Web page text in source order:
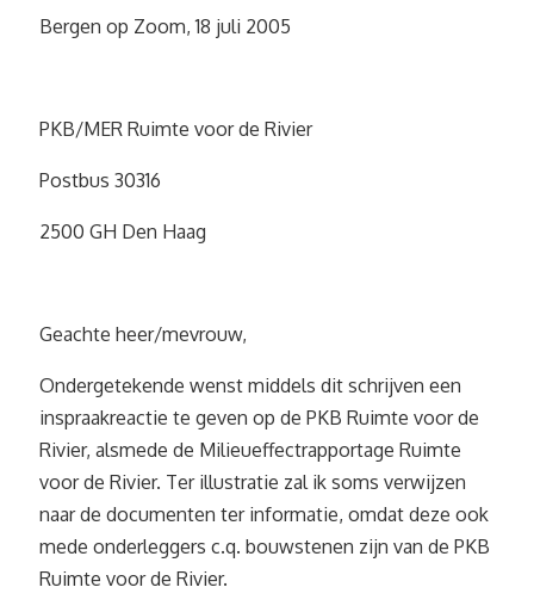
Bergen op Zoom, 18 juli 2005
PKB/MER Ruimte voor de Rivier
Postbus 30316
2500 GH Den Haag
Geachte heer/mevrouw,
Ondergetekende wenst middels dit schrijven een
inspraakreactie te geven op de PKB Ruimte voor de
Rivier, alsmede de Milieueffectrapportage Ruimte
voor de Rivier. Ter illustratie zal ik soms verwijzen
naar de documenten ter informatie, omdat deze ook
mede onderleggers c.q. bouwstenen zijn van de PKB
Ruimte voor de Rivier.